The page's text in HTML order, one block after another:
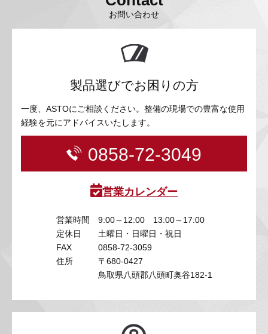
お問い合わせ
製品選びでお困りの方
一度、ASTOにご相談ください。整備の現場での豊富な使用
経験を元にアドバイスいたします。
0858-72-3049
営業カレンダー
営業時間
9:00～12:00 13:00～17:00
定休日
土曜日・日曜日・祝日
FAX
0858-72-3059
住所
〒680-0427
鳥取県八頭郡八頭町奥谷182-1